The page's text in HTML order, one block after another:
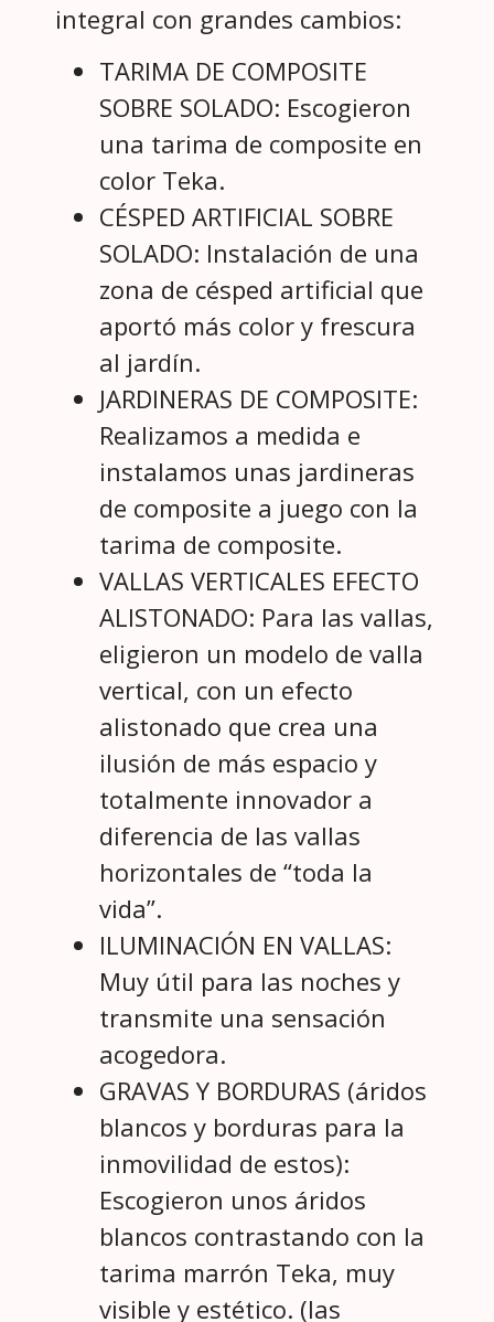
integral con grandes cambios:
TARIMA DE COMPOSITE
SOBRE SOLADO: Escogieron
una tarima de composite en
color Teka.
CÉSPED ARTIFICIAL SOBRE
SOLADO: Instalación de una
zona de césped artificial que
aportó más color y frescura
al jardín.
JARDINERAS DE COMPOSITE:
Realizamos a medida e
instalamos unas jardineras
de composite a juego con la
tarima de composite.
VALLAS VERTICALES EFECTO
ALISTONADO: Para las vallas,
eligieron un modelo de valla
vertical, con un efecto
alistonado que crea una
ilusión de más espacio y
totalmente innovador a
diferencia de las vallas
horizontales de “toda la
vida”.
ILUMINACIÓN EN VALLAS:
Muy útil para las noches y
transmite una sensación
acogedora.
GRAVAS Y BORDURAS (áridos
blancos y borduras para la
inmovilidad de estos):
Escogieron unos áridos
blancos contrastando con la
tarima marrón Teka, muy
visible y estético. (las